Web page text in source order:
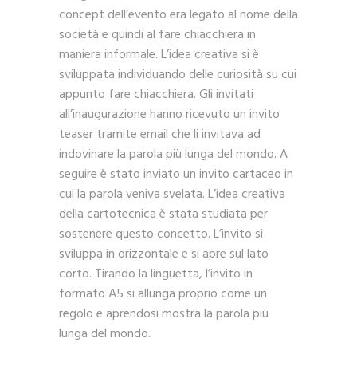
concept dell’evento era legato al nome della
società e quindi al fare chiacchiera in
maniera informale. L’idea creativa si è
sviluppata individuando delle curiosità su cui
appunto fare chiacchiera. Gli invitati
all’inaugurazione hanno ricevuto un invito
teaser tramite email che li invitava ad
indovinare la parola più lunga del mondo. A
seguire è stato inviato un invito cartaceo in
cui la parola veniva svelata. L’idea creativa
della cartotecnica è stata studiata per
sostenere questo concetto. L’invito si
sviluppa in orizzontale e si apre sul lato
corto. Tirando la linguetta, l’invito in
formato A5 si allunga proprio come un
regolo e aprendosi mostra la parola più
lunga del mondo.